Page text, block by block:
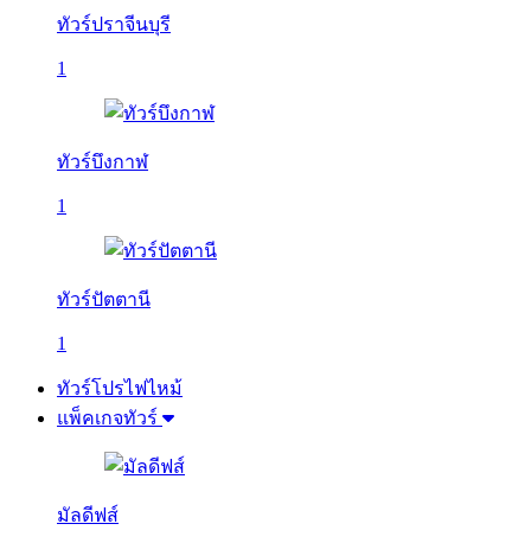
ทัวร์ปราจีนบุรี
1
ทัวร์บึงกาฬ
1
ทัวร์ปัตตานี
1
ทัวร์โปรไฟไหม้
แพ็คเกจทัวร์
มัลดีฟส์